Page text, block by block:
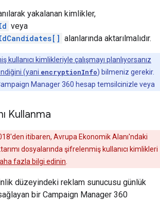
yakalanan kimlikler,
veya
alanlarında aktarılmalıdır.
kullanıcı kimlikleriyle çalışmayı planlıyorsanız
(yani encryptionInfo) bilmeniz gerekir.
Manager 360 hesap temsilcinizle veya
Kullanma
itibaren, Avrupa Ekonomik Alanı'ndaki
dosyalarında şifrelenmiş kullanıcı kimlikleri
fazla bilgi edinin
düzeyindeki reklam sunucusu günlük
bir Campaign Manager 360